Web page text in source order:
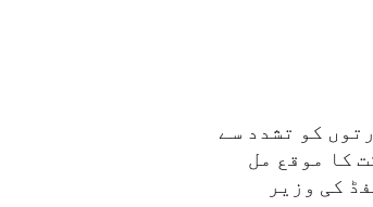
ایک ملین یعنی 10 لاکھ عورتوں کو تشدد سے
کا موقع مل
کی وزیر